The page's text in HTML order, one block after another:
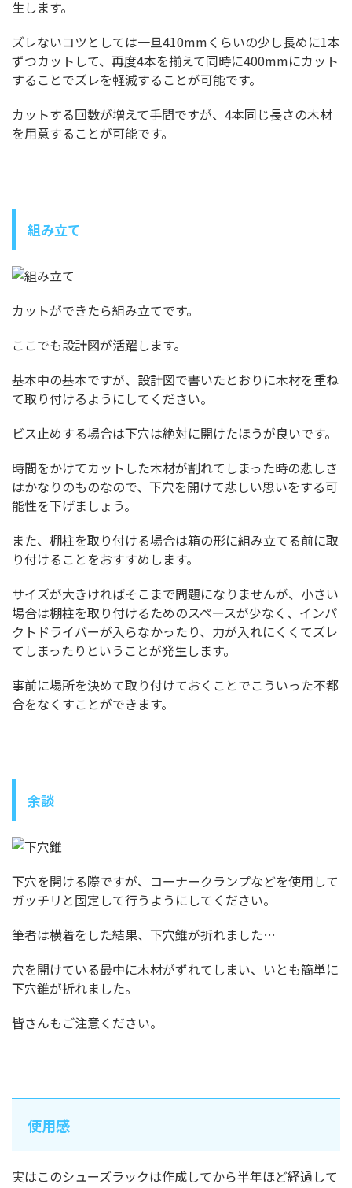
生します。
ズレないコツとしては一旦410mmくらいの少し長めに1本
ずつカットして、再度4本を揃えて同時に400mmにカット
することでズレを軽減することが可能です。
カットする回数が増えて手間ですが、4本同じ長さの木材
を用意することが可能です。
組み立て
カットができたら組み立てです。
ここでも設計図が活躍します。
基本中の基本ですが、設計図で書いたとおりに木材を重ね
て取り付けるようにしてください。
ビス止めする場合は下穴は絶対に開けたほうが良いです。
時間をかけてカットした木材が割れてしまった時の悲しさ
はかなりのものなので、下穴を開けて悲しい思いをする可
能性を下げましょう。
また、棚柱を取り付ける場合は箱の形に組み立てる前に取
り付けることをおすすめします。
サイズが大きければそこまで問題になりませんが、小さい
場合は棚柱を取り付けるためのスペースが少なく、インパ
クトドライバーが入らなかったり、力が入れにくくてズレ
てしまったりということが発生します。
事前に場所を決めて取り付けておくことでこういった不都
合をなくすことができます。
余談
下穴を開ける際ですが、コーナークランプなどを使用して
ガッチリと固定して行うようにしてください。
筆者は横着をした結果、下穴錐が折れました…
穴を開けている最中に木材がずれてしまい、いとも簡単に
下穴錐が折れました。
皆さんもご注意ください。
使用感
実はこのシューズラックは作成してから半年ほど経過して